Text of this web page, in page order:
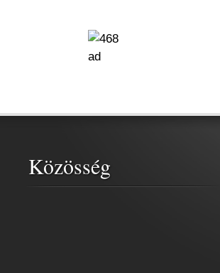
Közösség